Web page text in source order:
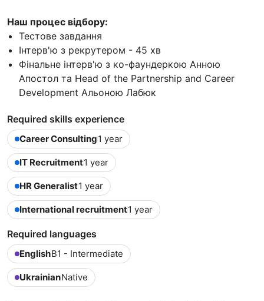
Наш процес відбору:
Тестове завдання
Iнтерв'ю з рекрутером - 45 хв
Фінальне інтерв'ю з ко-фаундеркою Анною
Апостол та Head of the Partnership and Career
Development Альоною Лабюк
Required skills experience
Career Consulting1 year
IT Recruitment1 year
HR Generalist1 year
International recruitment1 year
Required languages
EnglishB1 - Intermediate
UkrainianNative